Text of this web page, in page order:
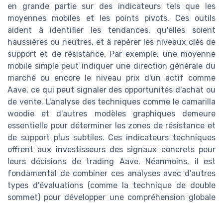
en grande partie sur des indicateurs tels que les
moyennes mobiles et les points pivots. Ces outils
aident à identifier les tendances, qu'elles soient
haussières ou neutres, et à repérer les niveaux clés de
support et de résistance. Par exemple, une moyenne
mobile simple peut indiquer une direction générale du
marché ou encore le niveau prix d'un actif comme
Aave, ce qui peut signaler des opportunités d'achat ou
de vente. L'analyse des techniques comme le camarilla
woodie et d'autres modèles graphiques demeure
essentielle pour déterminer les zones de résistance et
de support plus subtiles. Ces indicateurs techniques
offrent aux investisseurs des signaux concrets pour
leurs décisions de trading Aave. Néanmoins, il est
fondamental de combiner ces analyses avec d'autres
types d'évaluations (comme la technique de double
sommet) pour développer une compréhension globale